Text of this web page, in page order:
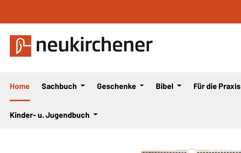
Home Sachbuch Geschenke Bibel Für die Praxis
Kinder- u. Jugendbuch